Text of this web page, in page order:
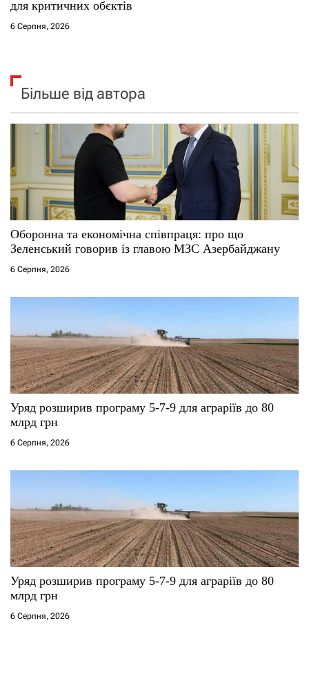
для критичних обєктів
6 Серпня, 2026
Більше від автора
Оборонна та економічна співпраця: про що
Зеленський говорив із главою МЗС Азербайджану
6 Серпня, 2026
Уряд розширив програму 5-7-9 для аграріїв до 80
млрд грн
6 Серпня, 2026
Уряд розширив програму 5-7-9 для аграріїв до 80
млрд грн
6 Серпня, 2026